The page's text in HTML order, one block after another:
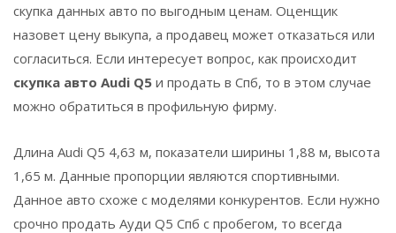
скупка данных авто по выгодным ценам. Оценщик
назовет цену выкупа, а продавец может отказаться или
согласиться. Если интересует вопрос, как происходит
скупка авто Audi Q5 и продать в Спб, то в этом случае
можно обратиться в профильную фирму.
Длина Audi Q5 4,63 м, показатели ширины 1,88 м, высота
1,65 м. Данные пропорции являются спортивными.
Данное авто схоже с моделями конкурентов. Если нужно
срочно продать Ауди Q5 Спб с пробегом, то всегда